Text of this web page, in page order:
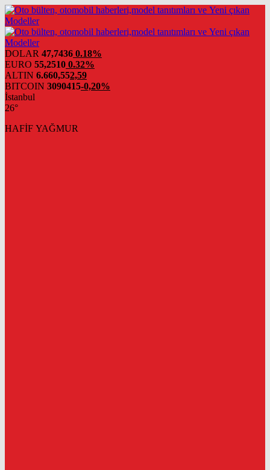
DOLAR 47,7436 0.18%
EURO 55,2510 0.32%
ALTIN 6.660,552,59
BITCOIN 3090415-0,20%
İstanbul
26°
HAFİF YAĞMUR